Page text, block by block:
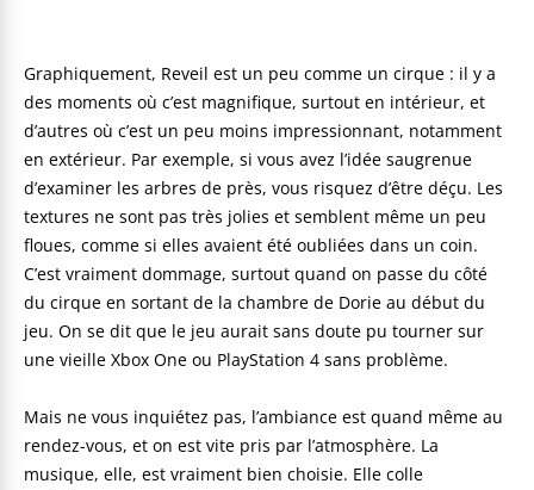
Graphiquement, Reveil est un peu comme un cirque : il y a
des moments où c’est magnifique, surtout en intérieur, et
d’autres où c’est un peu moins impressionnant, notamment
en extérieur. Par exemple, si vous avez l’idée saugrenue
d’examiner les arbres de près, vous risquez d’être déçu. Les
textures ne sont pas très jolies et semblent même un peu
floues, comme si elles avaient été oubliées dans un coin.
C’est vraiment dommage, surtout quand on passe du côté
du cirque en sortant de la chambre de Dorie au début du
jeu. On se dit que le jeu aurait sans doute pu tourner sur
une vieille Xbox One ou PlayStation 4 sans problème.
Mais ne vous inquiétez pas, l’ambiance est quand même au
rendez-vous, et on est vite pris par l’atmosphère. La
musique, elle, est vraiment bien choisie. Elle colle